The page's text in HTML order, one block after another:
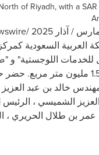
of Riyadh, with a
/
اللوجستية" و
الرياض ، والتي تغطي مساحة
خالد بن عبد العزيز
الشميسي ،
عمر بن طلال الحريري